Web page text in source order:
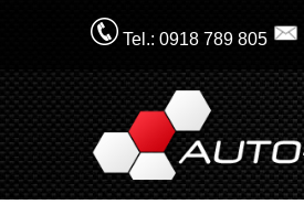
na
obsah
Tel.: 0918 789 805